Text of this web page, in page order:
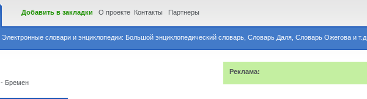
Электронные словари и энциклопедии: Большой энциклопедический словарь, Словарь Даля, Словарь Ожегова и т.д.
Добавить в закладки О проекте Контакты Партнеры
- Бремен
Реклама: